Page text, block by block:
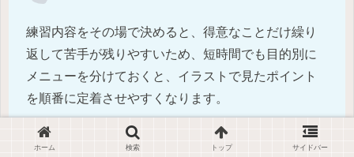
練習内容をその場で決めると、得意なことだけ繰り
返して苦手が残りやすいため、短時間でも目的別に
メニューを分けておくと、イラストで見たポイント
を順番に定着させやすくなります。
初心者向けなら、下のように姿勢、キック、片手練
ホーム 検索 トップ サイドバー